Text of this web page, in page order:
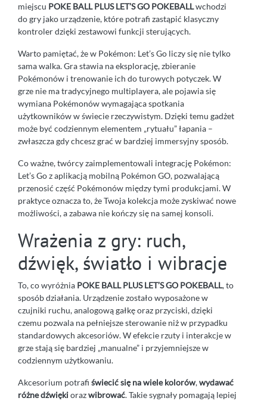
miejscu POKE BALL PLUS LET’S GO POKEBALLwchodzi
do gry jako urządzenie, które potrafi zastąpić klasyczny
kontroler dzięki zestawowi funkcji sterujących.
Warto pamiętać, że w Pokémon: Let’s Go liczy się nie tylko
sama walka. Gra stawia na eksplorację, zbieranie
Pokémonów i trenowanie ich do turowych potyczek. W
grze nie ma tradycyjnego multiplayera, ale pojawia się
wymiana Pokémonów wymagająca spotkania
użytkowników w świecie rzeczywistym. Dzięki temu gadżet
może być codziennym elementem „rytuału” łapania –
zwłaszcza gdy chcesz grać w bardziej immersyjny sposób.
Co ważne, twórcy zaimplementowali integrację Pokémon:
Let’s Go z aplikacją mobilną Pokémon GO, pozwalającą
przenosić część Pokémonów między tymi produkcjami. W
praktyce oznacza to, że Twoja kolekcja może zyskiwać nowe
możliwości, a zabawa nie kończy się na samej konsoli.
Wrażenia z gry: ruch,
dźwięk, światło i wibracje
To, co wyróżnia POKE BALL PLUS LET’S GO POKEBALL, to
sposób działania. Urządzenie zostało wyposażone w
czujniki ruchu, analogową gałkę oraz przyciski, dzięki
czemu pozwala na pełniejsze sterowanie niż w przypadku
standardowych akcesoriów. W efekcie rzuty i interakcje w
grze stają się bardziej „manualne” i przyjemniejsze w
codziennym użytkowaniu.
Akcesorium potrafi świecić się na wiele kolorów,wydawać
różne dźwiękiorazwibrować. Takie sygnały pomagają lepiej